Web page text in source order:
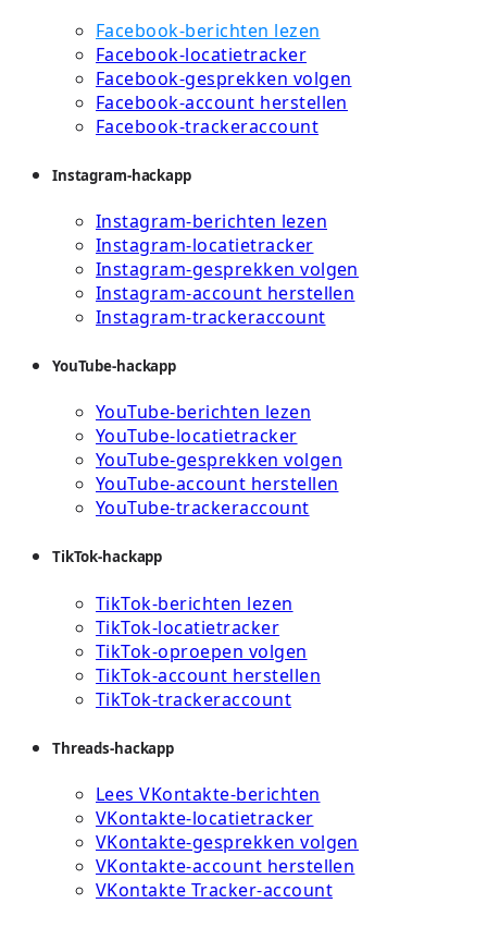
Facebook-berichten lezen
Facebook-locatietracker
Facebook-gesprekken volgen
Facebook-account herstellen
Facebook-trackeraccount
Instagram-hackapp
Instagram-berichten lezen
Instagram-locatietracker
Instagram-gesprekken volgen
Instagram-account herstellen
Instagram-trackeraccount
YouTube-hackapp
YouTube-berichten lezen
YouTube-locatietracker
YouTube-gesprekken volgen
YouTube-account herstellen
YouTube-trackeraccount
TikTok-hackapp
TikTok-berichten lezen
TikTok-locatietracker
TikTok-oproepen volgen
TikTok-account herstellen
TikTok-trackeraccount
Threads-hackapp
Lees VKontakte-berichten
VKontakte-locatietracker
VKontakte-gesprekken volgen
VKontakte-account herstellen
VKontakte Tracker-account